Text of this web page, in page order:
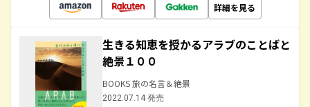
詳細を見る
生きる知恵を授かるアラブのことばと
絶景１００
BOOKS 旅の名言＆絶景
2022.07.14 発売